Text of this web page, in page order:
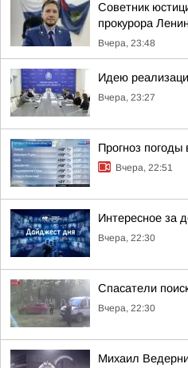
Советник
прокурора
Вчера, 23:48
Идею
Вчера, 23:27
Прогноз погоды
Вчера, 22:51
Интересное за
Вчера, 22:30
Спасатели
Вчера, 22:30
Михаил